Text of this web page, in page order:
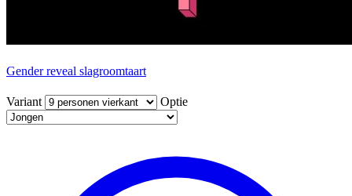
Gender reveal slagroomtaart
Variant Optie